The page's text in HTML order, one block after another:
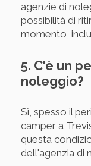
agenzie di
possibilità di
momento,
5. C'è un
noleggio?
Sì, spesso il
camper a
questa
dell'agenzia di